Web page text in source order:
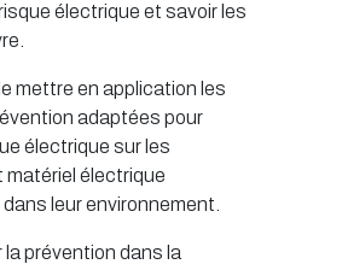
électrique et savoir les
mettre en application les
adaptées pour
électrique sur les
électrique
leur environnement.
prévention dans la